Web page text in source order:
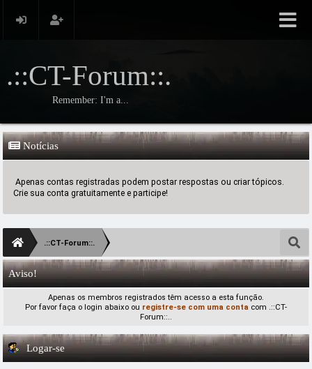
.::CT-Forum::.
Remember: I'm a...
Notícias
Apenas contas registradas podem postar respostas ou criar tópicos.
Crie sua conta gratuitamente e participe!
.::CT-Forum::.
Aviso!
Apenas os membros registrados têm acesso a esta função.
Por favor faça o login abaixo ou registre-se com uma conta com .::CT-
Forum::..
Logar-se